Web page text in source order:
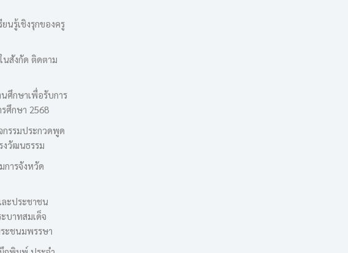
นรู้เชิงรุกของครู
นสังกัด ติดตาม
ศึกษาเพื่อรับการ
รศึกษา 2568
กรรมประกวดพูด
วัฒนธรรม
ารจังหวัด
ะประชาชน
บาทสมเด็จ
ะชนมพรรษา